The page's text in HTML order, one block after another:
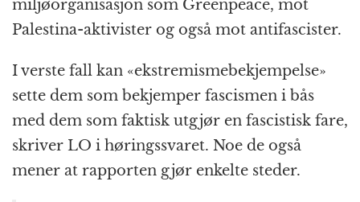
miljøorganisasjon som Greenpeace, mot
Palestina-aktivister og også mot antifascister.
I verste fall kan «ekstremismebekjempelse»
sette dem som bekjemper fascismen i bås
med dem som faktisk utgjør en fascistisk fare,
skriver LO i høringssvaret. Noe de også
mener at rapporten gjør enkelte steder.